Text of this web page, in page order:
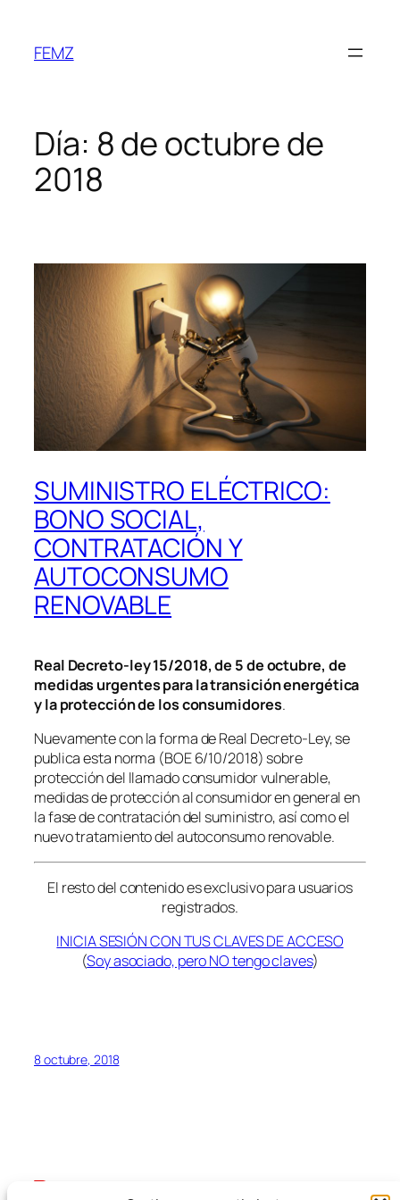
FEMZ
Día: 8 de octubre de
2018
SUMINISTRO ELÉCTRICO:
BONO SOCIAL,
CONTRATACIÓN Y
AUTOCONSUMO
RENOVABLE
Real Decreto-ley 15/2018, de 5 de octubre, de
medidas urgentes para la transición energética
y la protección de los consumidores.
Nuevamente con la forma de Real Decreto-Ley, se
publica esta norma (BOE 6/10/2018) sobre
protección del llamado consumidor vulnerable,
medidas de protección al consumidor en general en
la fase de contratación del suministro, así como el
nuevo tratamiento del autoconsumo renovable.
El resto del contenido es exclusivo para usuarios
registrados.
INICIA SESIÓN CON TUS CLAVES DE ACCESO
(Soy asociado, pero NO tengo claves)
8 octubre, 2018